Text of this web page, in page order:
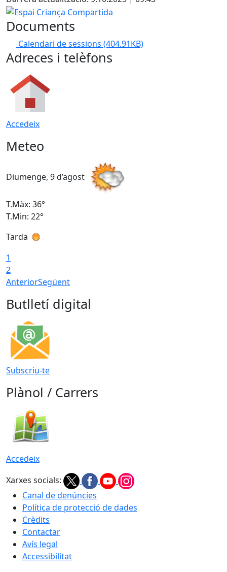
Espai Criança Compartida
Documents
Calendari de sessions (404.91KB)
Adreces i telèfons
Accedeix
Meteo
Diumenge, 9 d’agost
T.Màx: 36°
T.Min: 22°
Tarda
1
2
AnteriorSegüent
Butlletí digital
Subscriu-te
Plànol / Carrers
Accedeix
Xarxes socials:
Canal de denúncies
Política de protecció de dades
Crèdits
Contactar
Avís legal
Accessibilitat